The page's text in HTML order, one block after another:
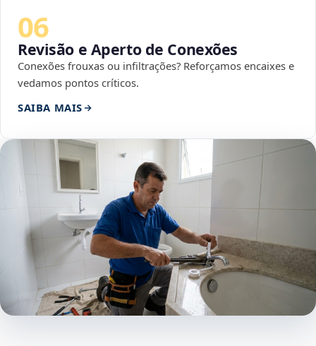
06
Revisão e Aperto de Conexões
Conexões frouxas ou infiltrações? Reforçamos encaixes e
vedamos pontos críticos.
SAIBA MAIS